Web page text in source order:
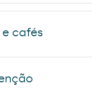
e cafés